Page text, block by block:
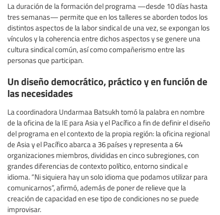
La duración de la formación del programa —desde 10 días hasta
tres semanas— permite que en los talleres se aborden todos los
distintos aspectos de la labor sindical de una vez, se expongan los
vínculos y la coherencia entre dichos aspectos y se genere una
cultura sindical común, así como compañerismo entre las
personas que participan.
Un diseño democrático, práctico y en función de
las necesidades
La coordinadora Undarmaa Batsukh tomó la palabra en nombre
de la oficina de la IE para Asia y el Pacífico a fin de definir el diseño
del programa en el contexto de la propia región: la oficina regional
de Asia y el Pacífico abarca a 36 países y representa a 64
organizaciones miembros, divididas en cinco subregiones, con
grandes diferencias de contexto político, entorno sindical e
idioma. “Ni siquiera hay un solo idioma que podamos utilizar para
comunicarnos”, afirmó, además de poner de relieve que la
creación de capacidad en ese tipo de condiciones no se puede
improvisar.